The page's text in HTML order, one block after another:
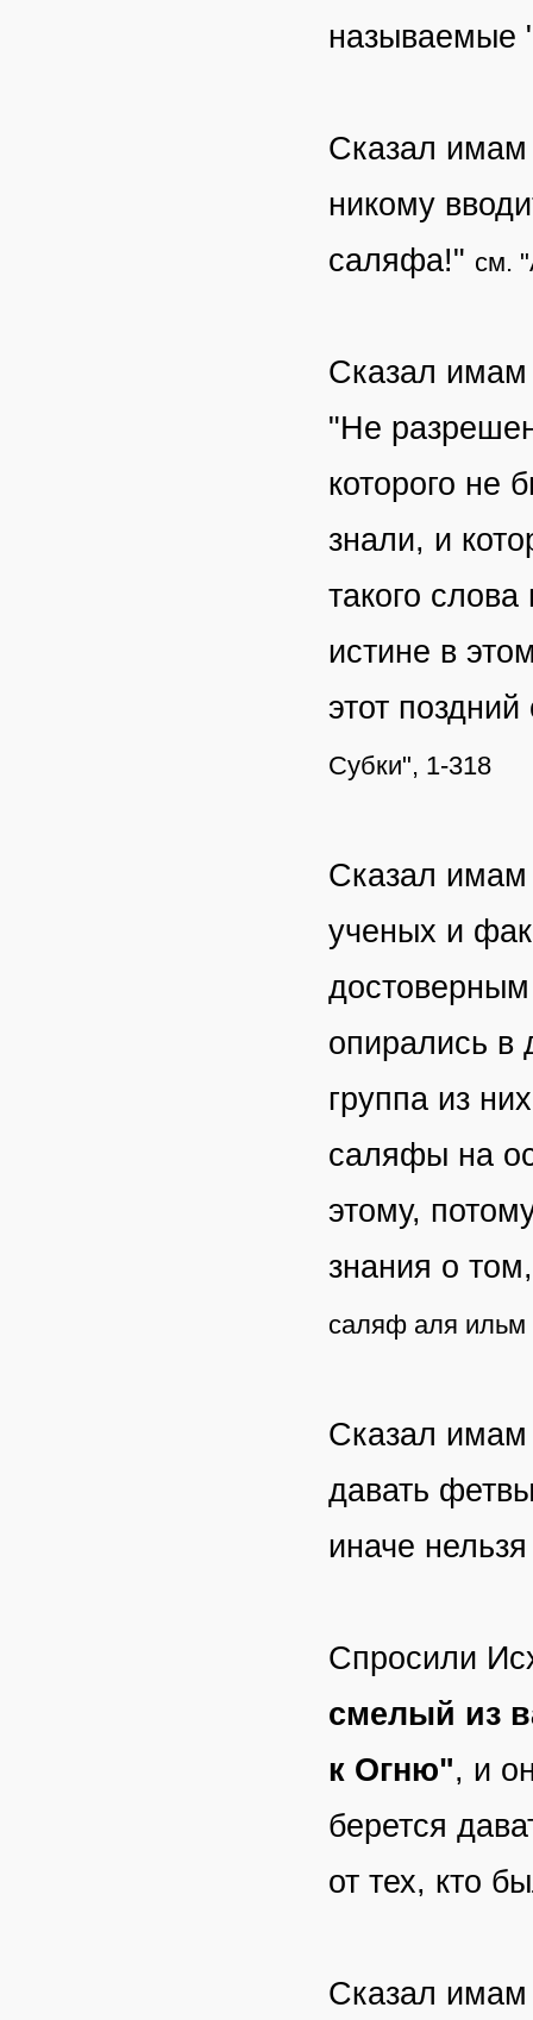
называемые
Сказал
никому
саляфа!" см.
Сказал
"Не
которого не
знали, и
такого
истине в
этот
Субки", 1-318
Сказал имам
ученых и
опирались в
группа из
саляфы на
этому,
знания о
саляф аля
Сказал имам
давать
иначе
Спросили
смелый из
к Огню", и
берется
от тех, кто
Сказал имам